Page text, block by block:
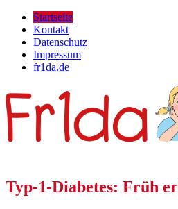
Startseite
Kontakt
Datenschutz
Impressum
fr1da.de
Typ-1-Diabetes: Früh